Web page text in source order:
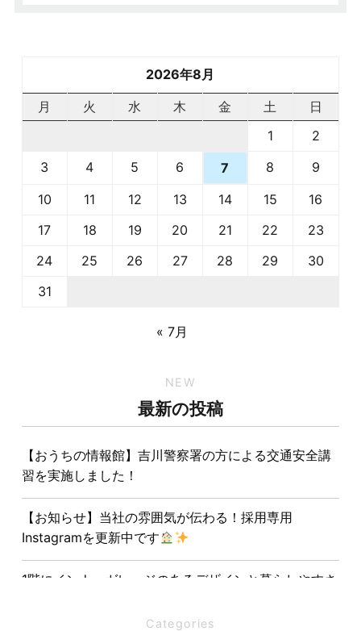
2026年8月
月
火 水 木 金 土
日
1
2
3
4 5 6 7 8
9
10
11 12 13 14 15
16
17
18 19 20 21 22
23
24
25 26 27 28 29
30
31
« 7月
NEW
最新の投稿
【おうちの情報館】吉川警察署の方による交通安全講
習を実施しました！
【お知らせ】当社の雰囲気が伝わる！採用専用
Instagramを更新中です
1階にインナーガレージのあるデザインと暮らしやすさ
Categories